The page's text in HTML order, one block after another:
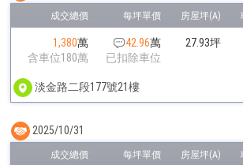
1,380萬
含車位180萬
42.96萬
已扣除車位
27.93坪
淡金路二段177號21樓
2025/10/31